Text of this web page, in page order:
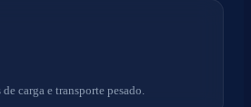
carga e transporte pesado.